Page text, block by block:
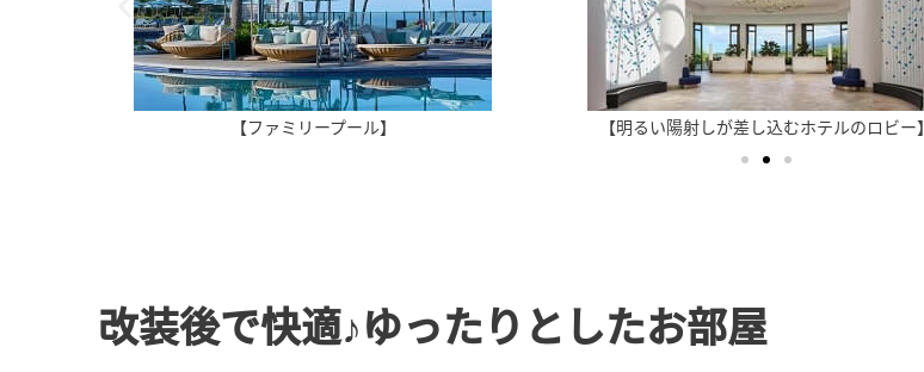
【ファミリープール】 【明るい陽射しが差し込むホテルのロビー】
改装後で快適♪ゆったりとしたお部屋